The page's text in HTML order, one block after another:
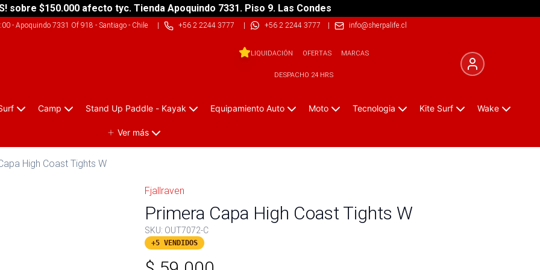
sobre $150.000 afecto tyc. Tienda Apoquindo 7331. Piso 9. Las Condes
- Apoquindo 7331 Of 918 - Santiago - Chile| +56 2 2244 3777 | +56 2 2244 3777 | info@sherpalife.cl
LIQUIDACIÓN OFERTAS MARCAS
DESPACHO 24 HRS
Camp Stand Up Paddle - Kayak Equipamiento Auto Moto Tecnologia Kite Surf Wake
Ver más
High Coast Tights W
Fjallraven
Primera Capa High Coast Tights W
SKU: OUT7072-C
+5 VENDIDOS